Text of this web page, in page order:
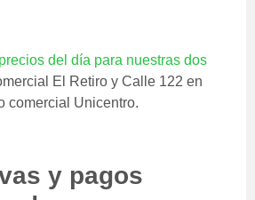
del día para nuestras dos
El Retiro y Calle 122 en
comercial Unicentro.
y pagos